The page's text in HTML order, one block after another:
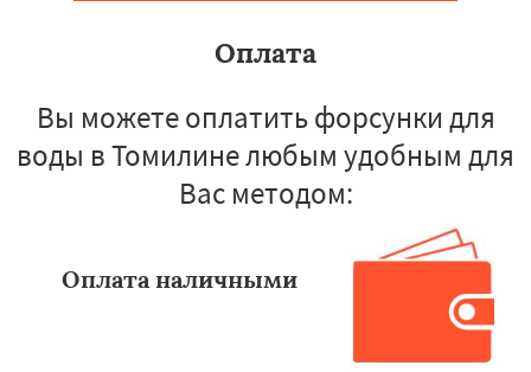
Оплата
Вы можете оплатить форсунки для
воды в Томилине любым удобным для
Вас методом:
Оплата наличными